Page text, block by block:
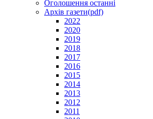
Оголошення останні
Архів газети(pdf)
2022
2020
2019
2018
2017
2016
2015
2014
2013
2012
2011